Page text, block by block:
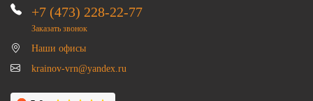
+7 (473) 228-22-77
Заказать звонок
Наши офисы
krainov-vrn@yandex.ru